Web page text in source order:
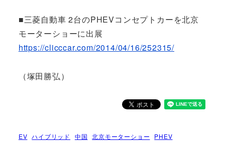
■三菱自動車 2台のPHEVコンセプトカーを北京
モーターショーに出展
https://clicccar.com/2014/04/16/252315/
（塚田勝弘）
EV ハイブリッド 中国 北京モーターショー PHEV